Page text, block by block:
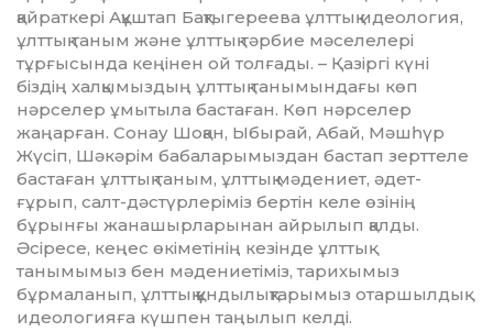
қайраткері Ақұш­тап Бақтыгереева ұлттық идеология,
ұлттық таным және ұлттық тәрбие мәселелері
тұрғысында кеңінен ой толғады. – Қазіргі күні
біздің халқымыз­дың ұлттық танымындағы көп
нәрселер ұмытыла бастаған. Көп нәрселер
жаңарған. Сонау Шоқан, Ыбырай, Абай, Мәшһүр
Жүсіп, Шәкәрім бабаларымыздан бастап зерттеле
бастаған ұлттық таным, ұлттық мәдениет, әдет-
ғұрып, салт-дәстүрлеріміз бертін келе өзінің
бұрынғы жанашырларынан айрылып қалды.
Әсіресе, кеңес өкіметінің кезінде ұлттық
танымымыз бен мәдениетіміз, тарихымыз
бұрмаланып, ұлттық құнды­лық­тарымыз отаршылдық
идеологияға күшпен таңылып келді.